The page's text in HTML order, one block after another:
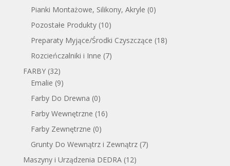
Pianki Montażowe, Silikony, Akryle (0)
Pozostałe Produkty (10)
Preparaty Myjące/Środki Czyszczące (18)
Rozcieńczalniki i Inne (7)
FARBY (32)
Emalie (9)
Farby Do Drewna (0)
Farby Wewnętrzne (16)
Farby Zewnętrzne (0)
Grunty Do Wewnątrz i Zewnątrz (7)
Maszyny i Urządzenia DEDRA (12)